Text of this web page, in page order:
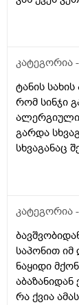
ახარო
რატო არ
შენიათ
კატეგორია -
ტანის
რომ სინჯი
ალერგიული
გარდა
სხვაგანაც
კატეგორია -
საპონით
ნაყიდი
რა ქვია